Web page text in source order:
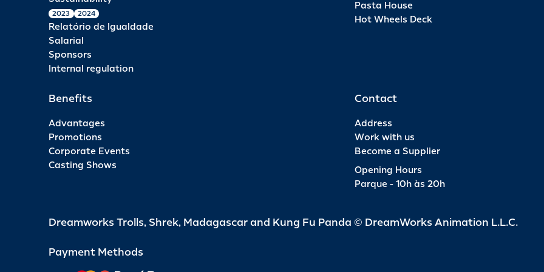
2023 2024
Relatório de Igualdade
Salarial
Sponsors
Internal regulation
Pasta House
Hot Wheels Deck
Benefits
Advantages
Promotions
Corporate Events
Casting Shows
Contact
Address
Work with us
Become a Supplier
Opening Hours
Parque - 10h às 20h
Dreamworks Trolls, Shrek, Madagascar and Kung Fu Panda © DreamWorks Animation L.L.C.
Payment Methods